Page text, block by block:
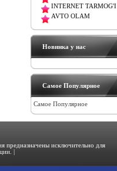
INTERNET TARMOG'I
AVTO OLAM
Новинка у нас
Самое Популярное
Самое Популярное
предназначены исключительно для
|